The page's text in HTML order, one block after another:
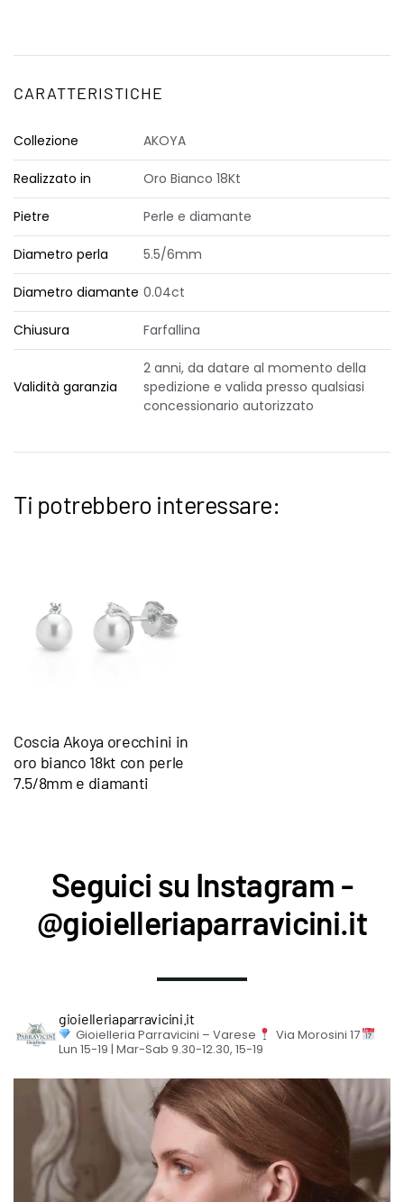
CARATTERISTICHE
Collezione AKOYA
Realizzato in Oro Bianco 18Kt
Pietre Perle e diamante
Diametro perla 5.5/6mm
Diametro diamante 0.04ct
Chiusura Farfallina
Validità garanzia
2 anni, da datare al momento della
spedizione e valida presso qualsiasi
concessionario autorizzato
Ti potrebbero interessare:
Coscia Akoya orecchini in
oro bianco 18kt con perle
7.5/8mm e diamanti
Seguici su Instagram -
@gioielleriaparravicini.it
gioielleriaparravicini.it
Gioielleria Parravicini – Varese
Via Morosini 17
Lun 15-19 | Mar-Sab 9.30-12.30, 15-19